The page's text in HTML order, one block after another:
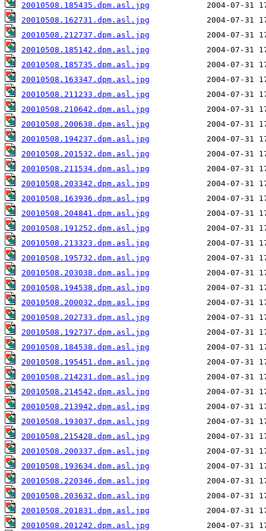
20010508.185435.dpm.asl.jpg
20010508.162731.dpm.asl.jpg
20010508.212737.dpm.asl.jpg
20010508.185142.dpm.asl.jpg
20010508.185735.dpm.asl.jpg
20010508.163347.dpm.asl.jpg
20010508.211233.dpm.asl.jpg
20010508.210642.dpm.asl.jpg
20010508.200638.dpm.asl.jpg
20010508.194237.dpm.asl.jpg
20010508.201532.dpm.asl.jpg
20010508.211534.dpm.asl.jpg
20010508.203342.dpm.asl.jpg
20010508.163936.dpm.asl.jpg
20010508.204841.dpm.asl.jpg
20010508.191252.dpm.asl.jpg
20010508.213323.dpm.asl.jpg
20010508.195732.dpm.asl.jpg
20010508.203038.dpm.asl.jpg
20010508.194538.dpm.asl.jpg
20010508.200032.dpm.asl.jpg
20010508.202733.dpm.asl.jpg
20010508.192737.dpm.asl.jpg
20010508.184538.dpm.asl.jpg
20010508.195451.dpm.asl.jpg
20010508.214231.dpm.asl.jpg
20010508.214542.dpm.asl.jpg
20010508.213942.dpm.asl.jpg
20010508.193037.dpm.asl.jpg
20010508.215428.dpm.asl.jpg
20010508.200337.dpm.asl.jpg
20010508.193634.dpm.asl.jpg
20010508.220346.dpm.asl.jpg
20010508.203632.dpm.asl.jpg
20010508.201831.dpm.asl.jpg
20010508.201242.dpm.asl.jpg